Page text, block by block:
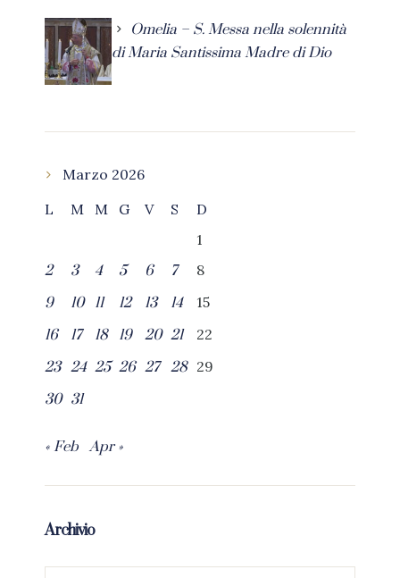
Omelia – S. Messa nella solennità
di Maria Santissima Madre di Dio
Marzo 2026
L
M M G V S
D
1
2
3 4 5 6 7
8
9
10 11 12 13 14
15
16
17 18 19 20 21
22
23 24 25 26 27 28 29
30 31
« Feb Apr »
Archivio